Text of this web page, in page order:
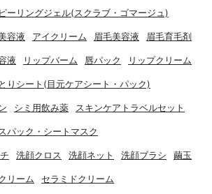
ピーリングジェル(スクラブ・ゴマージュ)
容液 アイクリーム 眉毛美容液 眉毛育毛剤
液 リップバーム 唇パック リップクリーム
りシート(目元ケアシート・パック)
シミ用飲み薬 スキンケアトラベルセット
パック・シートマスク
洗顔クロス 洗顔ネット 洗顔ブラシ 繭玉
リーム セラミドクリーム